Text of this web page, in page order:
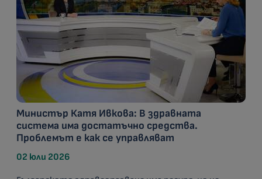
Министър Катя Ивкова: В здравната
система има достатъчно средства.
Проблемът е как се управляват
02 юли 2026